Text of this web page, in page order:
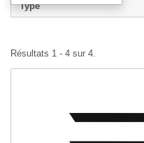
Type
Résultats 1 - 4 sur 4.